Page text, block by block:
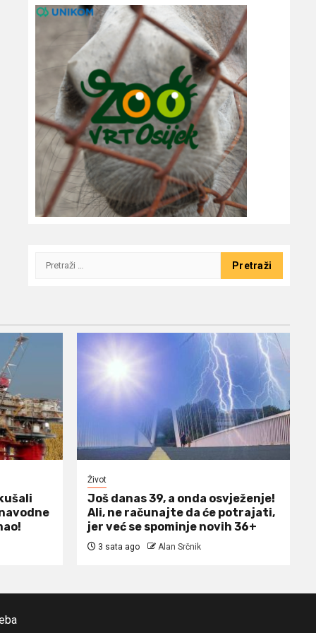
Pretraži:
Život
Još danas 39, a onda osvježenje!
Ali, ne računajte da će potrajati,
jer već se spominje novih 36+
3 sata ago Alan Srčnik